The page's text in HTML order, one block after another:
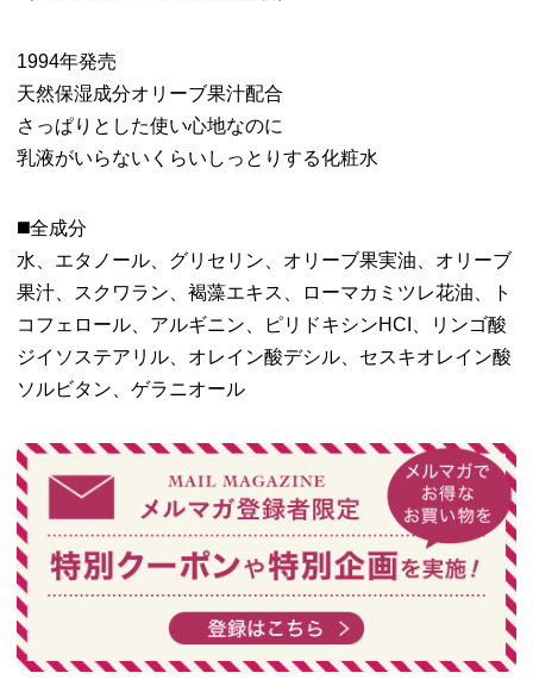
1994年発売
天然保湿成分オリーブ果汁配合
さっぱりとした使い心地なのに
乳液がいらないくらいしっとりする化粧水
◼️全成分
水、エタノール、グリセリン、オリーブ果実油、オリーブ
果汁、スクワラン、褐藻エキス、ローマカミツレ花油、ト
コフェロール、アルギニン、ピリドキシンHCI、リンゴ酸
ジイソステアリル、オレイン酸デシル、セスキオレイン酸
ソルビタン、ゲラニオール